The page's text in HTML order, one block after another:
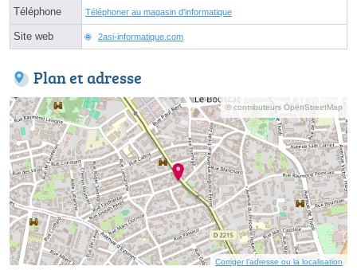
Téléphone Téléphoner au magasin d'informatique
Site web 2asi-informatique.com
Plan et adresse
© contributeurs OpenStreetMap
Corriger l’adresse ou la localisation